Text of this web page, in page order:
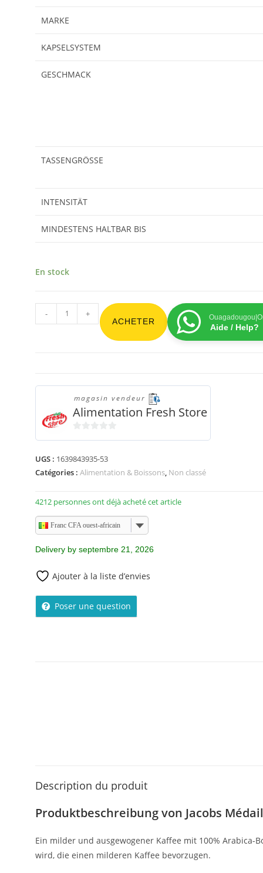
MARKE
KAPSELSYSTEM
GESCHMACK
TASSENGRÖSSE
INTENSITÄT
MINDESTENS HALTBAR BIS
En stock
- +
ACHETER
Aide / Help?
magasin vendeur
Alimentation Fresh Store
u
r
UGS : 1639843935-53
Catégories : Alimentation & Boissons Non classé
4212 personnes ont déjà acheté cet article
Franc CFA ouest-africain
Delivery by septembre 21, 2026
Ajouter à la liste d’envies
Poser une question
Description du produit
Produktbeschreibung von Jacobs
Ein milder und ausgewogener Kaffee mit 100%
wird, die einen milderen Kaffee bevorzugen.